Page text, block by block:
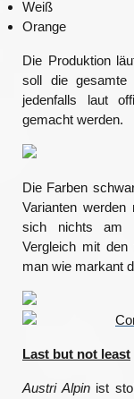
Weiß
Orange
Die Produktion
soll die gesamte
jedenfalls laut
gemacht werden.
Die Farben
Varianten
sich nichts am
Vergleich mit den
man wie markant
Last but not least
Austri Alpinist